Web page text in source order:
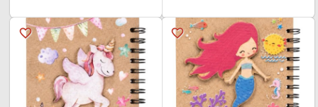
favorite_border
favorite_border